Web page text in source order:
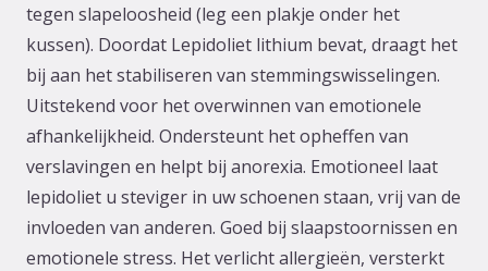
tegen slapeloosheid (leg een plakje onder het
kussen). Doordat Lepidoliet lithium bevat, draagt het
bij aan het stabiliseren van stemmingswisselingen.
Uitstekend voor het overwinnen van emotionele
afhankelijkheid. Ondersteunt het opheffen van
verslavingen en helpt bij anorexia. Emotioneel laat
lepidoliet u steviger in uw schoenen staan, vrij van de
invloeden van anderen. Goed bij slaapstoornissen en
emotionele stress. Het verlicht allergieën, versterkt